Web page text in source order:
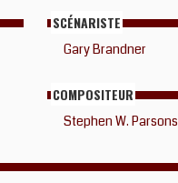
SCÉNARISTE
Gary Brandner
COMPOSITEUR
Stephen W. Parsons